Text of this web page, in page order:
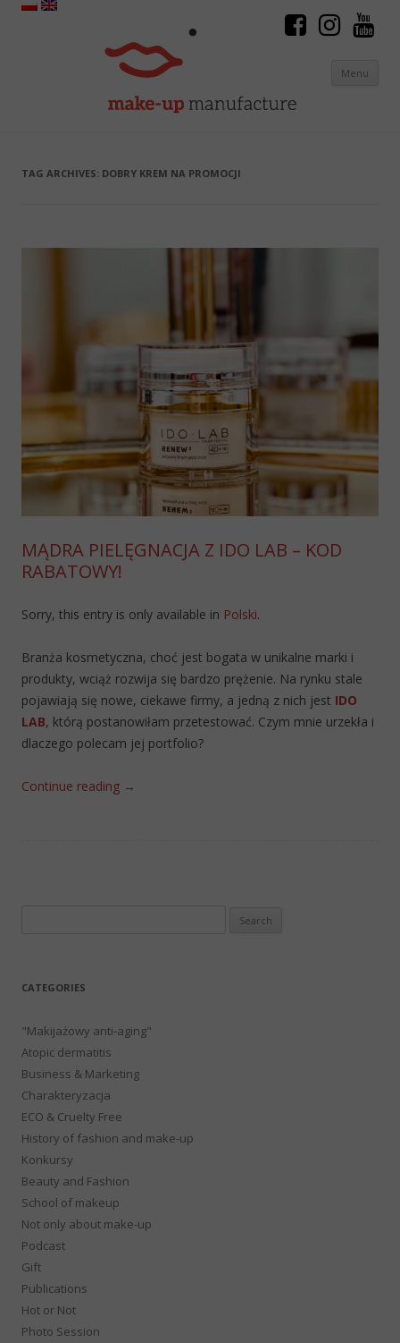
Menu
TAG ARCHIVES: DOBRY KREM NA PROMOCJI
MĄDRA PIELĘGNACJA Z IDO LAB – KOD
RABATOWY!
Sorry, this entry is only available in Polski.
Branża kosmetyczna, choć jest bogata w unikalne marki i
produkty, wciąż rozwija się bardzo prężenie. Na rynku stale
pojawiają się nowe, ciekawe firmy, a jedną z nich jest IDO
LAB, którą postanowiłam przetestować. Czym mnie urzekła i
dlaczego polecam jej portfolio?
Continue reading →
CATEGORIES
"Makijażowy anti-aging"
Atopic dermatitis
Business & Marketing
Charakteryzacja
ECO & Cruelty Free
History of fashion and make-up
Konkursy
Beauty and Fashion
School of makeup
Not only about make-up
Podcast
Gift
Publications
Hot or Not
Photo Session